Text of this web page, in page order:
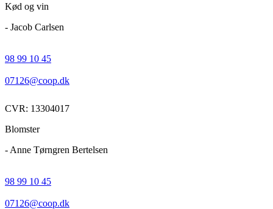
Kød og vin
- Jacob Carlsen
98 99 10 45
07126@coop.dk
CVR: 13304017
Blomster
- Anne Tørngren Bertelsen
98 99 10 45
07126@coop.dk